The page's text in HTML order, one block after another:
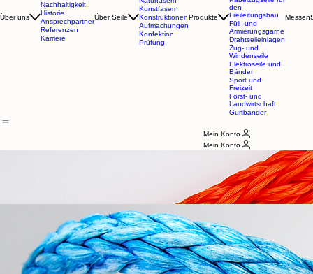
Philosophie
Nachhaltigkeit
Historie
Ansprechpartner
Materialien
Naturfasern
Kunstfasern
Konstruktionen
Aufmachungen
Kunstfaserseile
Kabelzugseile für
den
Freileitungsbau
Füll- und
Armierungsgarne
Drahtseileinlagen
Zug- und
Windenseile
Elektroseile und
Bänder
Sport und
Freizeit
Forst- und
Gurtbänder
werden aus einer Vielzahl von hochwertigen Materialien
gefertigt, darunter: Polypropylen Multifil (in 35 verschiedenen Farben erhältlich), Polypropylen
Splitfilm, Polypropylen Spinnfaser (mit Hanfoptik), Polyester, Polyamid (Nylon), HMPE und Aramid.
Diese Materialien garantieren sowohl hohe Festigkeit als auch Langlebigkeit der Seile, die in
unterschiedlichsten Anwendungen in Industrie, Landwirtschaft, Sport und vielen weiteren
Bereichen eingesetzt werden können.
GEDREHTE KUNSTFASERSEILE
Gedrehte Seile zeichnen sich durch hohe Zugfestigkeit, gute Knotenfestigkeit und exzellente
Formbeständigkeit aus. Sie bieten eine gute Handhabung und Verschleißfestigkeit, eignen sich
gut für Anwendungen, bei denen Steifigkeit und Abriebresistenz gefragt sind.
GEFLOCHTENE KUNSTFASERSEILE